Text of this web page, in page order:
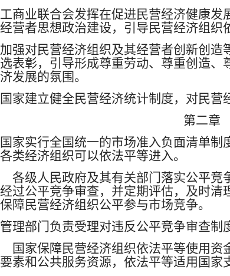
商业联合会发挥在促进民营经济健康发
营者思想政治建设，引导民营经济组织
强对民营经济组织及其经营者创新创造
表彰，引导形成尊重劳动、尊重创造
发展的氛围。
家建立健全民营经济统计制度，对民营
第二章
家实行全国统一的市场准入负面清单制
类经济组织可以依法平等进入。
各级人民政府及其有关部门落实公平竞
过公平竞争审查，并定期评估，及时
障民营经济组织公平参与市场竞争。
理部门负责受理对违反公平竞争审查制
国家保障民营经济组织依法平等使用资
素和公共服务资源，依法平等适用国家